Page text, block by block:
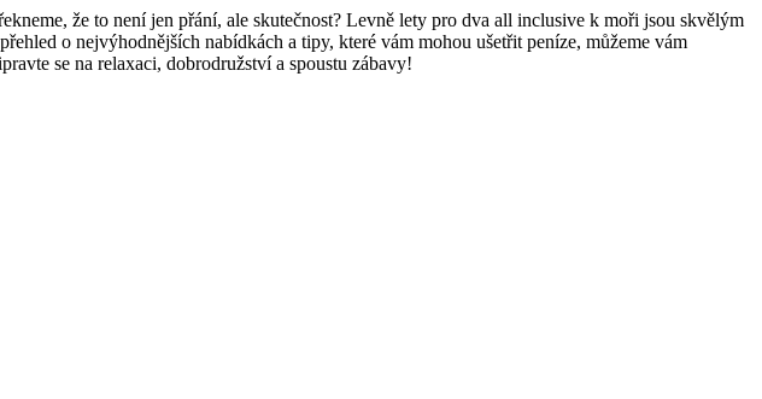
že​ to ‍není jen přání, ale skutečnost? Levně lety pro dva ‍all ⁢inclusive k moři jsou skvělým
o nejvýhodnějších nabídkách a tipy, které vám ‌mohou‌ ušetřit peníze, můžeme vám
se ⁣na relaxaci, dobrodružství a spoustu zábavy!